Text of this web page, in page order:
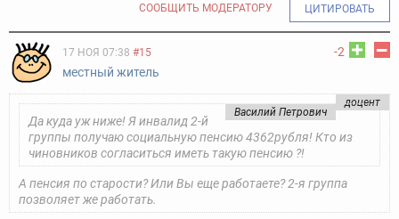
СООБЩИТЬ МОДЕРАТОРУ ЦИТИРОВАТЬ
-2
17 НОЯ 07:38 #15
местный житель
доцент
Василий Петрович
Да куда уж ниже! Я инвалид 2-й
группы получаю социальную пенсию 4362рубля! Кто из
чиновников согласиться иметь такую пенсию ?!
А пенсия по старости? Или Вы еще работаете? 2-я группа
позволяет же работать.